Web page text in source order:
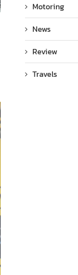
Motoring
News
Review
Travels